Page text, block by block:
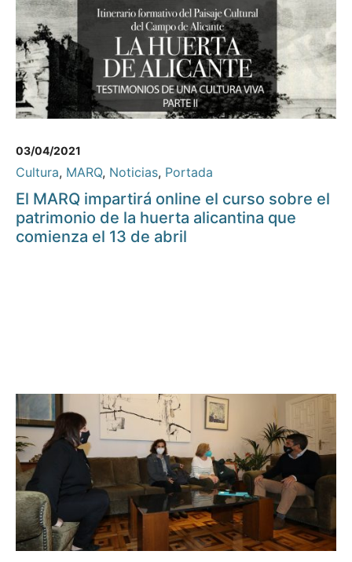
03/04/2021
Cultura, MARQ, Noticias, Portada
El MARQ impartirá online el curso sobre el
patrimonio de la huerta alicantina que
comienza el 13 de abril